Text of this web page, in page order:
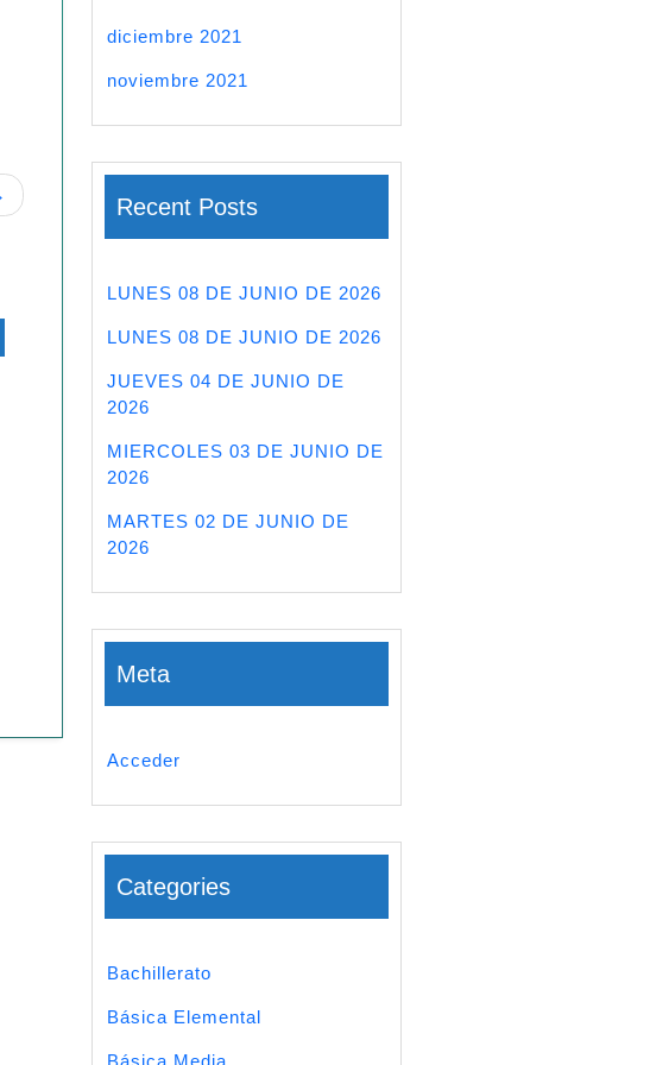
diciembre 2021
noviembre 2021
Recent Posts
LUNES 08 DE JUNIO DE 2026
LUNES 08 DE JUNIO DE 2026
JUEVES 04 DE JUNIO DE
2026
MIERCOLES 03 DE JUNIO DE
2026
MARTES 02 DE JUNIO DE
2026
Meta
Acceder
Categories
Bachillerato
Básica Elemental
Básica Media